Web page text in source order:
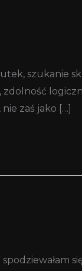
szukanie
zdolność
zaś jako […]